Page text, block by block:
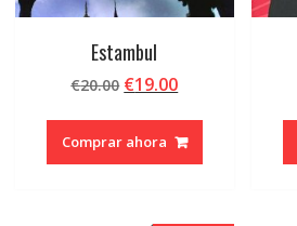
Estambul
€20.00 El
original
era:
€19.00El
actual
es:
Comprar ahora